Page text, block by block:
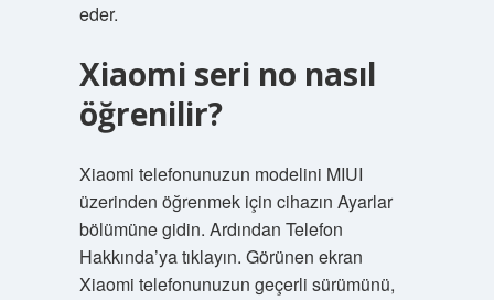
eder.
Xiaomi seri no nasıl
öğrenilir?
Xiaomi telefonunuzun modelini MIUI
üzerinden öğrenmek için cihazın Ayarlar
bölümüne gidin. Ardından Telefon
Hakkında’ya tıklayın. Görünen ekran
Xiaomi telefonunuzun geçerli sürümünü,